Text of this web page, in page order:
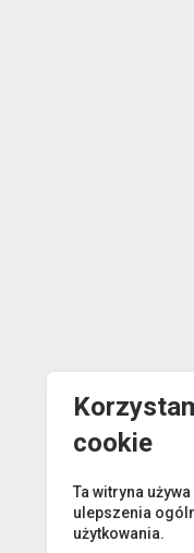
cookie
Ta witryna
ulepszenia
użytkowania.